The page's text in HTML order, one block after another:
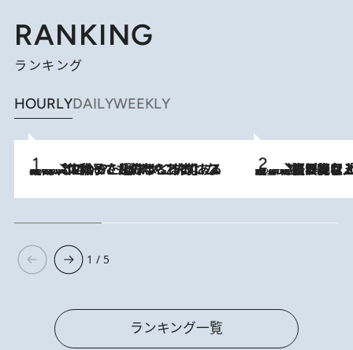
RANKING
ランキング
HOURLYDAILYWEEKLY
2026.8.5
【阿川佐和子さんの年とる力】なぜ70代で始めた趣味は“こんなに楽しい”のか？ ピアノ、俳句…スランプに陥っても続けられる“ある秘訣”とは 2026.8.5
【なぜ吉沢亮は「気配を消せる」のか？】興行収入208億の『国宝』を経て挑むミュージカル『ディア・エヴァン・ハンセン』。トップ俳優が舞台上でさらけ出した“孤独”とは
1 / 5
ランキング一覧